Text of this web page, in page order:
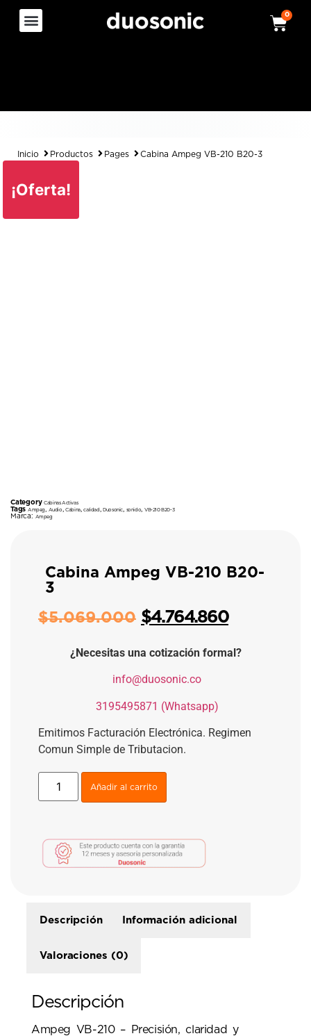
0
Inicio Productos Pages Cabina Ampeg VB-210 B20-3
¡Oferta!
Category Cabinas Activas
Tags Ampeg Audio ,Cabina,calidad ,Duosonic sonido VB-210 B20-3
Marca: Ampeg
Cabina Ampeg VB-210 B20-
3
$5.069.000 $4.764.860
¿Necesitas una cotización formal?
info@duosonic.co
3195495871 (Whatsapp)
Emitimos Facturación Electrónica. Regimen
Comun Simple de Tributacion.
Añadir al carrito
Descripción Información adicional
Valoraciones (0)
Descripción
Ampeg VB-210 – Precisión, claridad y